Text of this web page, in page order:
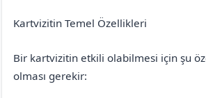
Kartvizitin Temel Özellikleri
Bir kartvizitin etkili olabilmesi için şu
olması gerekir: